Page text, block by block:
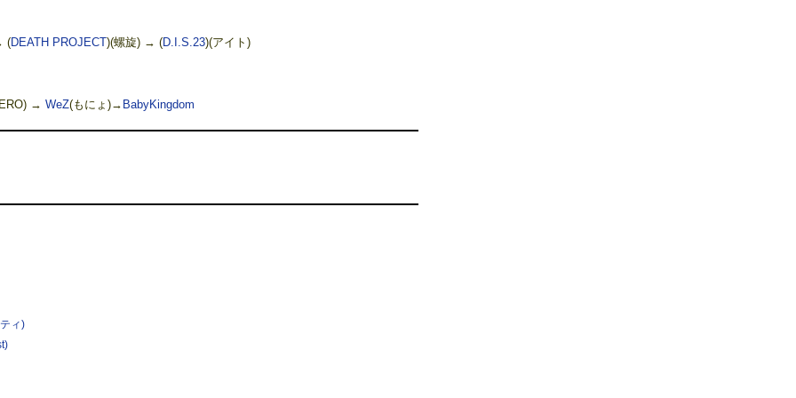
(DEATH PROJECT)(螺旋) → (D.I.S.23)(アイト)
→ WeZ(もにょ)→ BabyKingdom
ィ)